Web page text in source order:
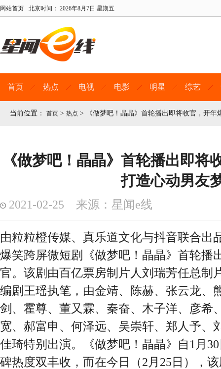
网站首页 北京时间： 2026年8月7日 星期五
首页 热点 电视 电影 明星 综艺
当前位置： 首页 > 热点 > 《做梦吧！晶晶》首轮播出即将收官，开
《做梦吧！晶晶》首轮播出即将
打造心动男友
2021-02-25 来源：星闻e线
由粒粒橙传媒、真乐道文化与抖音联合出
爆笑跨屏微短剧《做梦吧！晶晶》首轮播
官。该剧由百亿票房制片人刘瑞芳任总制
编剧王瑶执笔，由金靖、陈赫、张云龙、
剑、霍尊、董又霖、秦奋、木子洋、彦希
宽、郝富申、何泽远、吴崇轩、郑人予、
佳琦特别出演。《做梦吧！晶晶》自1月
碑热度双丰收，而在今日（2月25日），